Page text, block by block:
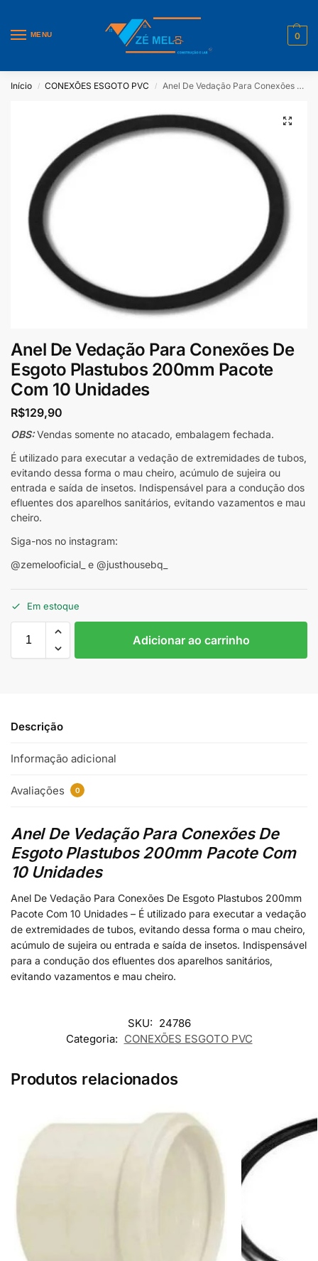
MENU 0
Início / CONEXÕES ESGOTO PVC / Anel De Vedação Para Conexões De Esgoto Plastubos 200mm Pacote Com 10 Unidades
Anel De Vedação Para Conexões De
Esgoto Plastubos 200mm Pacote
Com 10 Unidades
R$129,90
OBS:Vendas somente no atacado, embalagem fechada.
É utilizado para executar a vedação de extremidades de tubos,
evitando dessa forma o mau cheiro, acúmulo de sujeira ou
entrada e saída de insetos. Indispensável para a condução dos
efluentes dos aparelhos sanitários, evitando vazamentos e mau
cheiro.
Siga-nos no instagram:
@zemelooficial_ e @justhousebq_
Em estoque
Adicionar ao carrinho
Descrição
Informação adicional
Avaliações 0
Anel De Vedação Para Conexões De
Esgoto Plastubos 200mm Pacote Com
10 Unidades
Anel De Vedação Para Conexões De Esgoto Plastubos 200mm
Pacote Com 10 Unidades – É utilizado para executar a vedação
de extremidades de tubos, evitando dessa forma o mau cheiro,
acúmulo de sujeira ou entrada e saída de insetos. Indispensável
para a condução dos efluentes dos aparelhos sanitários,
evitando vazamentos e mau cheiro.
SKU: 24786
Categoria: CONEXÕES ESGOTO PVC
Produtos relacionados